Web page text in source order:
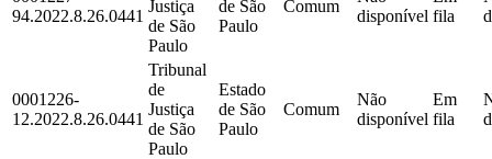
94.2022.8.26.0441
Justiça
de São
Paulo
de São
Paulo
Comum
disponível fila
0001226-
12.2022.8.26.0441
Tribunal
de
Justiça
de São
Paulo
Estado
de São
Paulo
Comum
Não
disponível
Em
fila